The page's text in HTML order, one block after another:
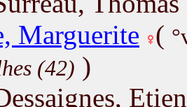
Marguerite (
(42) )